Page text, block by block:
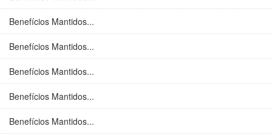
Benefícios Mantidos...
Benefícios Mantidos...
Benefícios Mantidos...
Benefícios Mantidos...
Benefícios Mantidos...